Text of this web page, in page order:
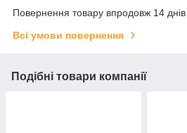
Повернення товару впродовж 14
Всі умови повернення
Подібні товари компанії